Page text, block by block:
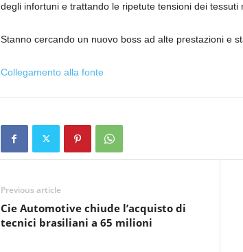
degli infortuni e trattando le ripetute tensioni dei tessuti
Stanno cercando un nuovo boss ad alte prestazioni e
Collegamento alla fonte
Previous article
Cie Automotive chiude l’acquisto di
tecnici brasiliani a 65 milioni